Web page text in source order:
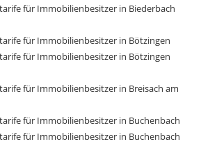
für Immobilienbesitzer in Biederbach
für Immobilienbesitzer in Bötzingen
für Immobilienbesitzer in Bötzingen
für Immobilienbesitzer in Breisach am
für Immobilienbesitzer in Buchenbach
für Immobilienbesitzer in Buchenbach